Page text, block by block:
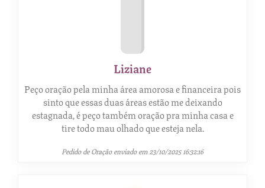
Liziane
Peço oração pela minha área amorosa e financeira pois
sinto que essas duas áreas estão me deixando
estagnada, é peço também oração pra minha casa e
tire todo mau olhado que esteja nela.
Pedido de Oração enviado em 23/10/2025 16:32:16